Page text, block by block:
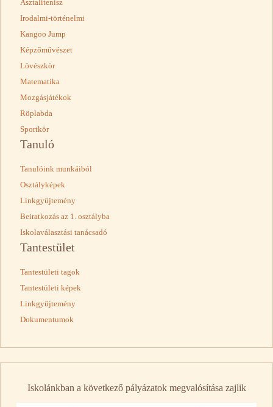
Asztalitenisz
Irodalmi-történelmi
Kangoo Jump
Képzőművészet
Lövészkör
Matematika
Mozgásjátékok
Röplabda
Sportkör
Tanuló
Tanulóink munkáiból
Osztályképek
Linkgyűjtemény
Beiratkozás az 1. osztályba
Iskolaválasztási tanácsadó
Tantestület
Tantestületi tagok
Tantestületi képek
Linkgyűjtemény
Dokumentumok
Iskolánkban a következő pályázatok megvalósítása zajlik